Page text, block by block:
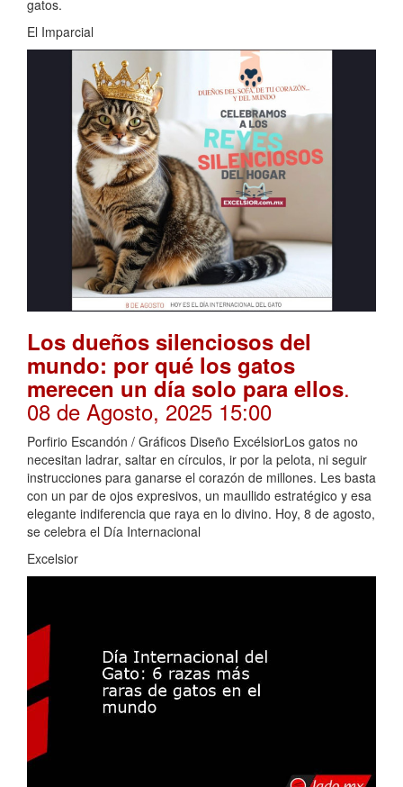
gatos.
El Imparcial
Los dueños silenciosos del
mundo: por qué los gatos
merecen un día solo para ellos.
08 de Agosto, 2025 15:00
Porfirio Escandón / Gráficos Diseño ExcélsiorLos gatos no
necesitan ladrar, saltar en círculos, ir por la pelota, ni seguir
instrucciones para ganarse el corazón de millones. Les basta
con un par de ojos expresivos, un maullido estratégico y esa
elegante indiferencia que raya en lo divino. Hoy, 8 de agosto,
se celebra el Día Internacional
Excelsior